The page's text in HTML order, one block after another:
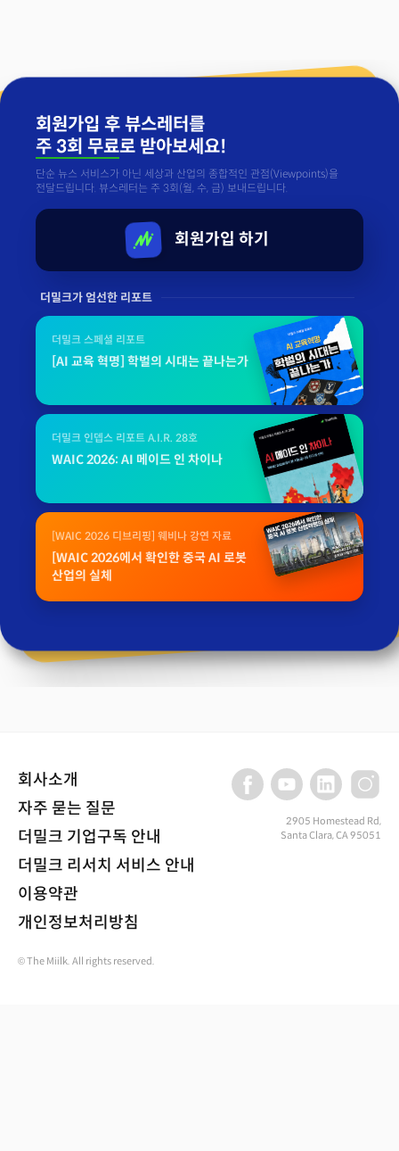
회원가입 후 뷰스레터를
주 3회 무료로 받아보세요!
단순 뉴스 서비스가 아닌 세상과 산업의 종합적인 관점(Viewpoints)을
전달드립니다. 뷰스레터는 주 3회(월, 수, 금) 보내드립니다.
회원가입 하기
더밀크가 엄선한 리포트
더밀크 스페셜 리포트
[AI 교육 혁명] 학벌의 시대는 끝나는가
더밀크 인뎁스 리포트 A.I.R. 28호
WAIC 2026: AI 메이드 인 차이나
[WAIC 2026 디브리핑] 웨비나 강연 자료
[WAIC 2026에서 확인한 중국 AI 로봇
산업의 실체
회사소개
자주 묻는 질문
더밀크 기업구독 안내
더밀크 리서치 서비스 안내
이용약관
개인정보처리방침
2905 Homestead Rd,
Santa Clara, CA 95051
© The Miilk. All rights reserved.